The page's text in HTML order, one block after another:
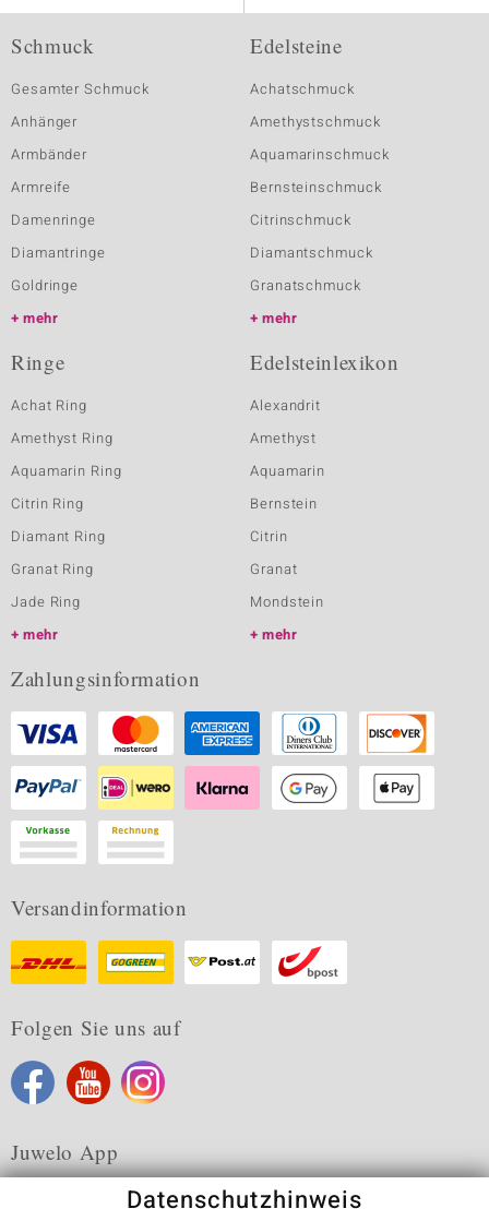
Schmuck
Gesamter Schmuck
Anhänger
Armbänder
Armreife
Damenringe
Diamantringe
Goldringe
mehr
Edelsteine
Achatschmuck
Amethystschmuck
Aquamarinschmuck
Bernsteinschmuck
Citrinschmuck
Diamantschmuck
Granatschmuck
mehr
Ringe
Achat Ring
Amethyst Ring
Aquamarin Ring
Citrin Ring
Diamant Ring
Granat Ring
Jade Ring
mehr
Edelsteinlexikon
Alexandrit
Amethyst
Aquamarin
Bernstein
Citrin
Granat
Mondstein
mehr
Zahlungsinformation
Versandinformation
Folgen Sie uns auf
Juwelo App
Datenschutzhinweis